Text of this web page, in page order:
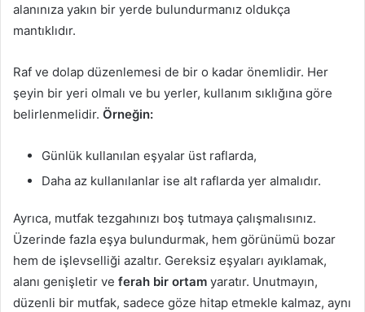
alanınıza yakın bir yerde bulundurmanız oldukça
mantıklıdır.
Raf ve dolap düzenlemesi de bir o kadar önemlidir. Her
şeyin bir yeri olmalı ve bu yerler, kullanım sıklığına göre
belirlenmelidir. Örneğin:
Günlük kullanılan eşyalar üst raflarda,
Daha az kullanılanlar ise alt raflarda yer almalıdır.
Ayrıca, mutfak tezgahınızı boş tutmaya çalışmalısınız.
Üzerinde fazla eşya bulundurmak, hem görünümü bozar
hem de işlevselliği azaltır. Gereksiz eşyaları ayıklamak,
alanı genişletir ve ferah bir ortam yaratır. Unutmayın,
düzenli bir mutfak, sadece göze hitap etmekle kalmaz, aynı